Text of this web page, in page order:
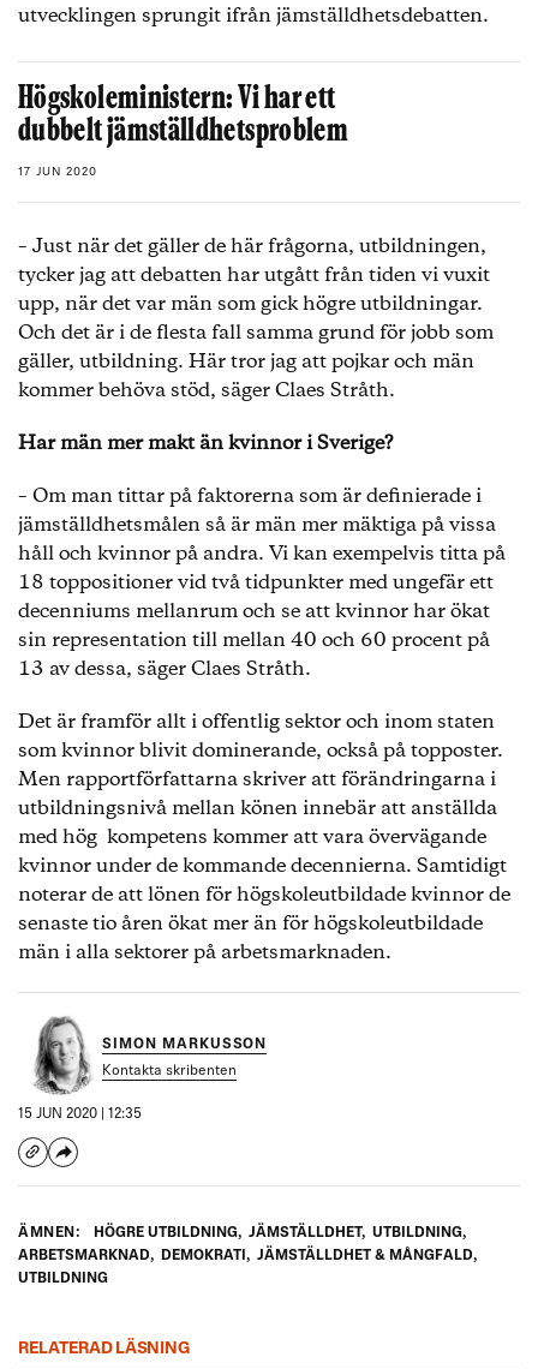
utvecklingen sprungit ifrån jämställdhetsdebatten.
Högskoleministern: Vi har ett
dubbelt jämställdhetsproblem
17 JUN 2020
– Just när det gäller de här frågorna, utbildningen,
tycker jag att debatten har utgått från tiden vi vuxit
upp, när det var män som gick högre utbildningar.
Och det är i de flesta fall samma grund för jobb som
gäller, utbildning. Här tror jag att pojkar och män
kommer behöva stöd, säger Claes Stråth.
Har män mer makt än kvinnor i Sverige?
– Om man tittar på faktorerna som är definierade i
jämställdhetsmålen så är män mer mäktiga på vissa
håll och kvinnor på andra. Vi kan exempelvis titta på
18 toppositioner vid två tidpunkter med ungefär ett
decenniums mellanrum och se att kvinnor har ökat
sin representation till mellan 40 och 60 procent på
13 av dessa, säger Claes Stråth.
Det är framför allt i offentlig sektor och inom staten
som kvinnor blivit dominerande, också på topposter.
Men rapportförfattarna skriver att förändringarna i
utbildningsnivå mellan könen innebär att anställda
med hög kompetens kommer att vara övervägande
kvinnor under de kommande decennierna. Samtidigt
noterar de att lönen för högskoleutbildade kvinnor de
senaste tio åren ökat mer än för högskoleutbildade
män i alla sektorer på arbetsmarknaden.
SIMON MARKUSSON
Kontakta skribenten
15 JUN 2020 | 12:35
ÄMNEN: HÖGRE UTBILDNING, JÄMSTÄLLDHET, UTBILDNING,
ARBETSMARKNAD, DEMOKRATI , JÄMSTÄLLDHET & MÅNGFALD,
UTBILDNING
RELATERAD LÄSNING